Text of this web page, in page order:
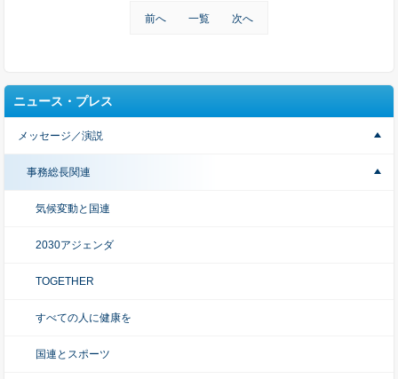
前へ 一覧 次へ
ニュース・プレス
メッセージ／演説
事務総長関連
気候変動と国連
2030アジェンダ
TOGETHER
すべての人に健康を
国連とスポーツ